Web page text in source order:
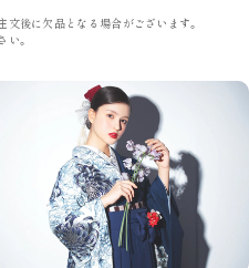
後に欠品となる場合がございます。
い。